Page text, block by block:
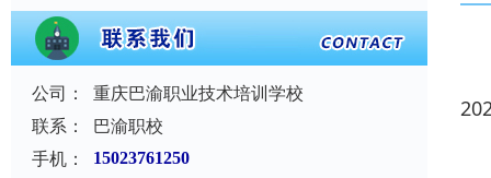
公司：
重庆巴渝职业技术培训学校
联系：
巴渝职校
手机：
15023761250